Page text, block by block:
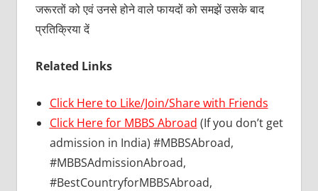
जरूरतों को एवं उनसे होने वाले फायदों को समझें उसके बाद
प्रतिक्रिया दें
Related Links
Click Here to Like/Join/Share with Friends
Click Here for MBBS Abroad (If you don’t get
admission in India) #MBBSAbroad,
#MBBSAdmissionAbroad,
#BestCountryforMBBSAbroad,